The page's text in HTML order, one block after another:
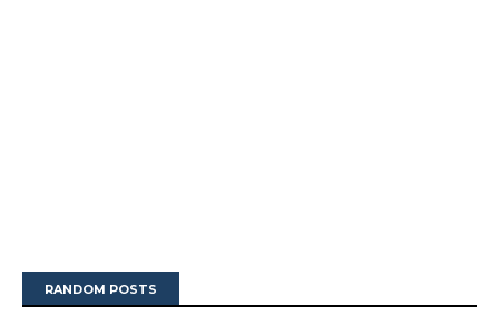
RANDOM POSTS